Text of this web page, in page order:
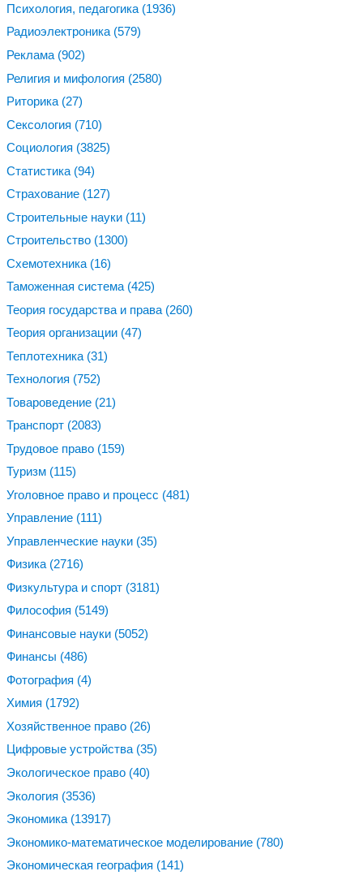
Психология, педагогика (1936)
Радиоэлектроника (579)
Реклама (902)
Религия и мифология (2580)
Риторика (27)
Сексология (710)
Социология (3825)
Статистика (94)
Страхование (127)
Строительные науки (11)
Строительство (1300)
Схемотехника (16)
Таможенная система (425)
Теория государства и права (260)
Теория организации (47)
Теплотехника (31)
Технология (752)
Товароведение (21)
Транспорт (2083)
Трудовое право (159)
Туризм (115)
Уголовное право и процесс (481)
Управление (111)
Управленческие науки (35)
Физика (2716)
Физкультура и спорт (3181)
Философия (5149)
Финансовые науки (5052)
Финансы (486)
Фотография (4)
Химия (1792)
Хозяйственное право (26)
Цифровые устройства (35)
Экологическое право (40)
Экология (3536)
Экономика (13917)
Экономико-математическое моделирование (780)
Экономическая география (141)